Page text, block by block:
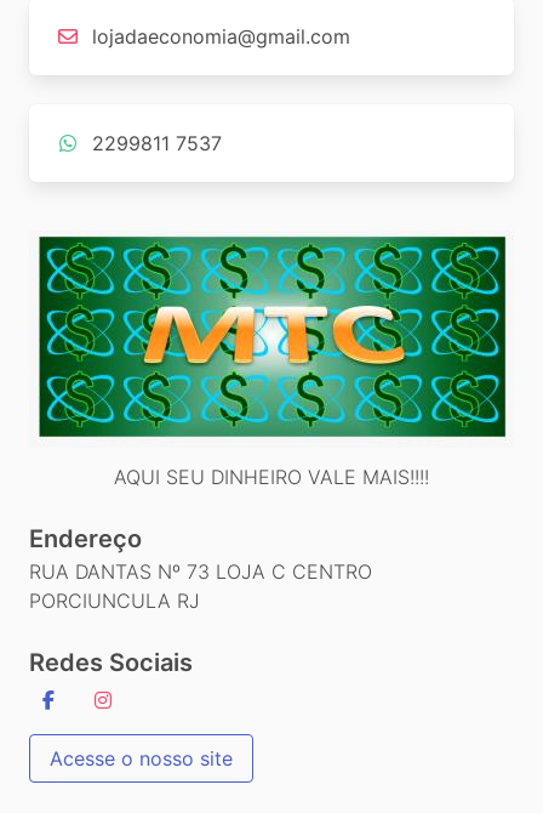
lojadaeconomia@gmail.com
2299811 7537
AQUI SEU DINHEIRO VALE MAIS!!!!
Endereço
RUA DANTAS Nº 73 LOJA C CENTRO
PORCIUNCULA RJ
Redes Sociais
Acesse o nosso site